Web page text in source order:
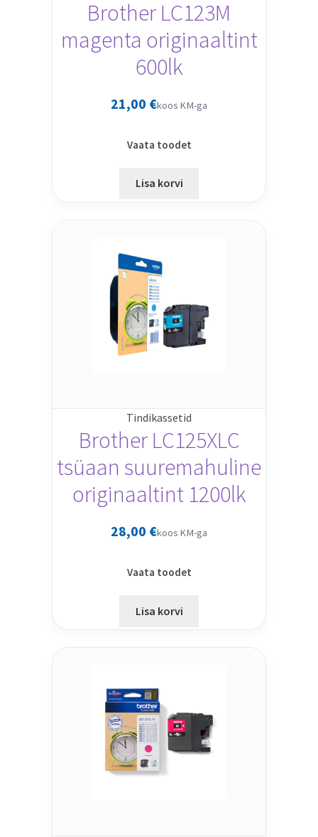
Brother LC123M
magenta originaaltint
600lk
21,00 €koos KM-ga
Vaata toodet
Lisa korvi
Tindikassetid
Brother LC125XLC
tsüaan suuremahuline
originaaltint 1200lk
28,00 €koos KM-ga
Vaata toodet
Lisa korvi